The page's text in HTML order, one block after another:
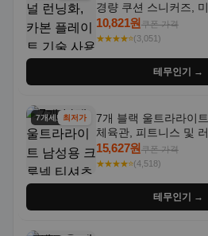
경량 쿠션 스니커즈,
통기성 화이트-퍼플
닝 - 남성용, 여성용, 모
10,821원쿠폰 가격
★★★★⭐(3,051)
테무인기 →
7개세트최저가
7개 블랙 울트라라이
체육관, 피트니스 및
통기성 좋은 수분 흡수
15,627원쿠폰 가격
★★★★⭐(4,518)
테무인기 →